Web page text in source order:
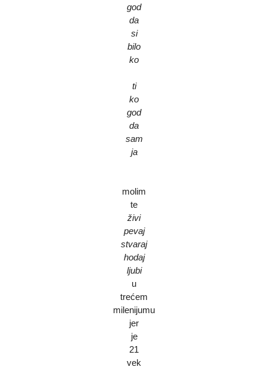
god
da
si
bilo
ko
ti
ko
god
da
sam
ja
molim
te
živi
pevaj
stvaraj
hodaj
ljubi
u
trećem
milenijumu
jer
je
21
vek